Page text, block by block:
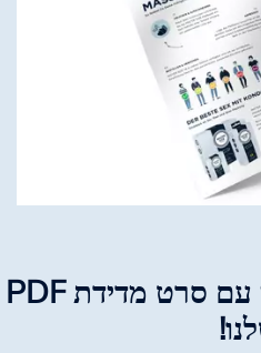
קבל את הגודל הנכון עם סרט מדידת PDF